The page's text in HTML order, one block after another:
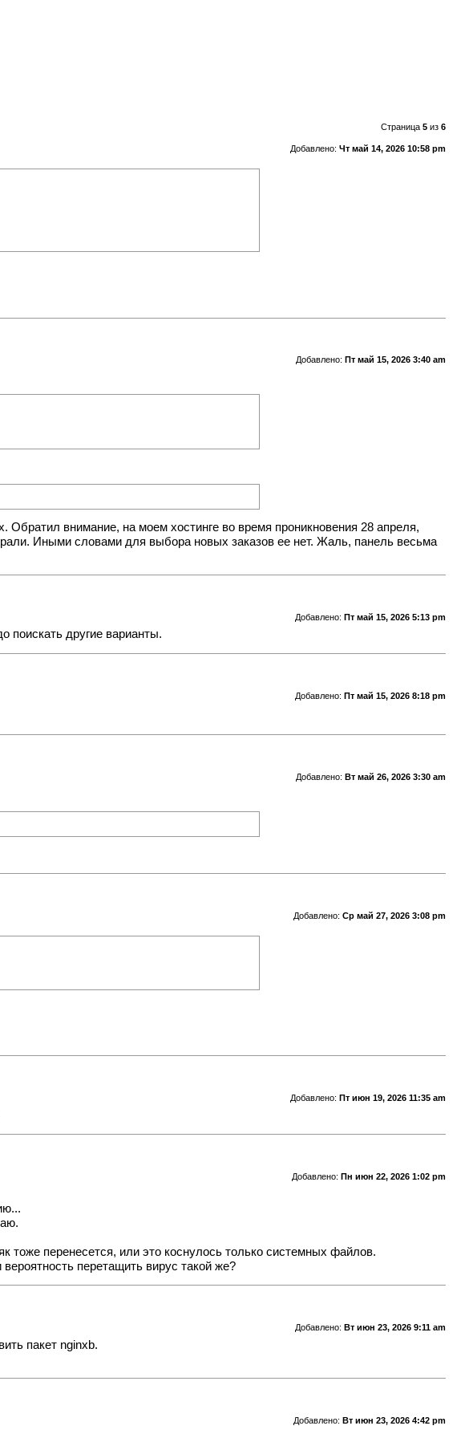
Страница 5из 6
Добавлено: Чт май 14, 2026 10:58 pm
Добавлено: Пт май 15, 2026 3:40 am
внимание, на моем хостинге во время проникновения 28 апреля,
Иными словами для выбора новых заказов ее нет. Жаль, панель весьма
Добавлено: Пт май 15, 2026 5:13 pm
поискать другие варианты.
Добавлено: Пт май 15, 2026 8:18 pm
Добавлено: Вт май 26, 2026 3:30 am
Добавлено: Ср май 27, 2026 3:08 pm
Добавлено: Пт июн 19, 2026 11:35 am
Добавлено: Пн июн 22, 2026 1:02 pm
тоже перенесется, или это коснулось только системных файлов.
перетащить вирус такой же?
Добавлено: Вт июн 23, 2026 9:11 am
пакет nginxb.
Добавлено: Вт июн 23, 2026 4:42 pm